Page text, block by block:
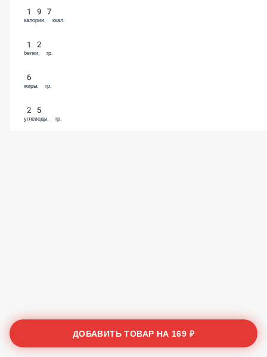
197
калории, ккал.
12
белки, гр.
6
жиры, гр.
25
углеводы, гр.
ДОБАВИТЬ ТОВАР НА 169 ₽